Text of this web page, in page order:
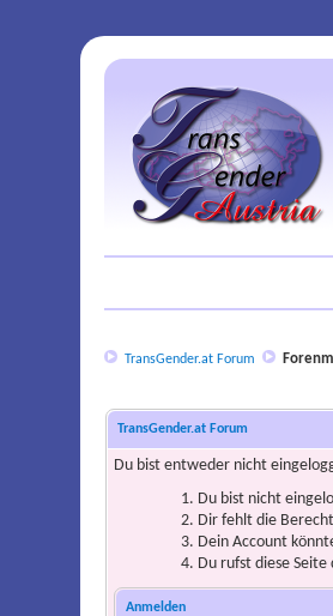
TransGender.at Forum
TransGender.at Forum
Du bist entweder nicht
Du bist nicht
Dir fehlt die
Dein Account
Du rufst diese
Anmelden